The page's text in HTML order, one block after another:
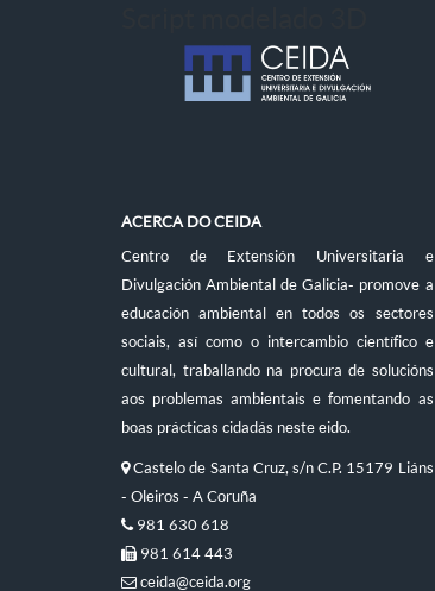
ACERCA DO CEIDA
Centro de Extensión Universitaria e
Divulgación Ambiental de Galicia- promove a
educación ambiental en todos os sectores
sociais, así como o intercambio científico e
cultural, traballando na procura de solucións
aos problemas ambientais e fomentando as
boas prácticas cidadás neste eido.
Castelo de Santa Cruz, s/n C.P. 15179 Liáns
- Oleiros - A Coruña
981 630 618
981 614 443
ceida@ceida.org